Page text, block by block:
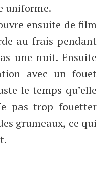
uniforme.
ensuite de film
au frais pendant
une nuit. Ensuite
avec un fouet
le temps qu’elle
pas trop fouetter
grumeaux, ce qui